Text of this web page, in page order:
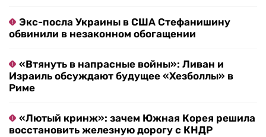
Экс-посла Украины в США Стефанишину
обвинили в незаконном обогащении
«Втянуть в напрасные войны»: Ливан и
Израиль обсуждают будущее «Хезболлы» в
Риме
«Лютый кринж»: зачем Южная Корея решила
восстановить железную дорогу с КНДР